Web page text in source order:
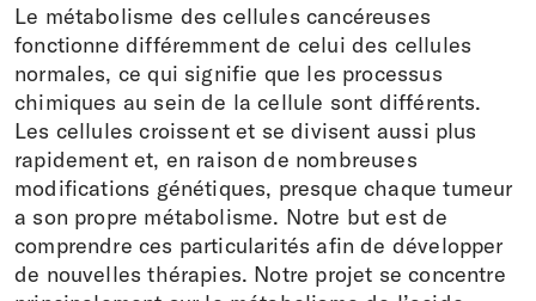
Le métabolisme des cellules cancéreuses
fonctionne différemment de celui des cellules
normales, ce qui signifie que les processus
chimiques au sein de la cellule sont différents.
Les cellules croissent et se divisent aussi plus
rapidement et, en raison de nombreuses
modifications génétiques, presque chaque tumeur
a son propre métabolisme. Notre but est de
comprendre ces particularités afin de développer
de nouvelles thérapies. Notre projet se concentre